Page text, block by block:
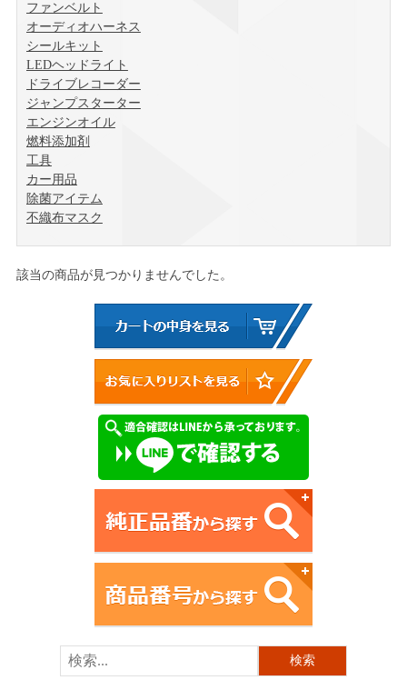
ファンベルト
オーディオハーネス
シールキット
LEDヘッドライト
ドライブレコーダー
ジャンプスターター
エンジンオイル
燃料添加剤
工具
カー用品
除菌アイテム
不織布マスク
該当の商品が見つかりませんでした。